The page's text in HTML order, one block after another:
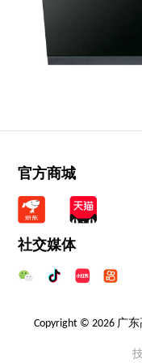
官方商城
社交媒体
Copyright © 2026 广